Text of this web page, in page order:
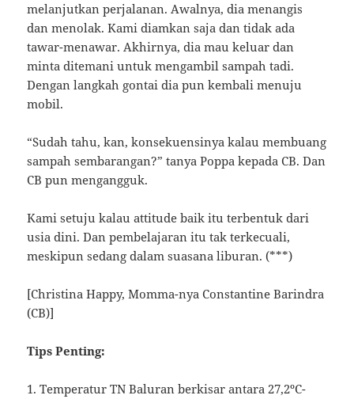
melanjutkan perjalanan. Awalnya, dia menangis
dan menolak. Kami diamkan saja dan tidak ada
tawar-menawar. Akhirnya, dia mau keluar dan
minta ditemani untuk mengambil sampah tadi.
Dengan langkah gontai dia pun kembali menuju
mobil.
“Sudah tahu, kan, konsekuensinya kalau membuang
sampah sembarangan?” tanya Poppa kepada CB. Dan
CB pun mengangguk.
Kami setuju kalau attitude baik itu terbentuk dari
usia dini. Dan pembelajaran itu tak terkecuali,
meskipun sedang dalam suasana liburan. (***)
[Christina Happy, Momma-nya Constantine Barindra
(CB)]
Tips Penting:
1. Temperatur TN Baluran berkisar antara 27,2ºC-